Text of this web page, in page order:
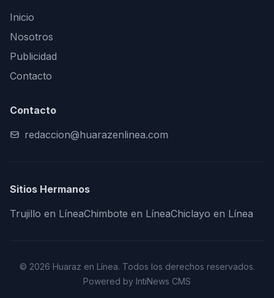
Inicio
Nosotros
Publicidad
Contacto
Contacto
redaccion@huarazenlinea.com
Sitios Hermanos
Trujillo en LíneaChimbote en LíneaChiclayo en Línea
© 2026 Huaraz en Línea. Todos los derechos reservados.
Powered by IntiNews CMS